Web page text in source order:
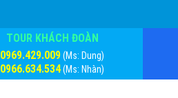
TOUR KHÁCH ĐOÀN
0969.429.009(Ms: Dung)
0966.634.534(Ms: Nhàn)